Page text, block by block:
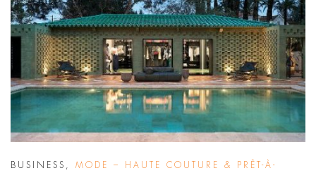
BUSINESS MODE – HAUTE COUTURE & PRÊT-À-